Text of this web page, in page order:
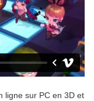
ligne sur PC en 3D et